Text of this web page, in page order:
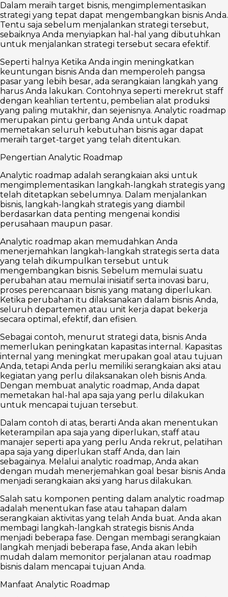
Dalam meraih target bisnis, mengimplementasikan
strategi yang tepat dapat mengembangkan bisnis Anda.
Tentu saja sebelum menjalankan strategi tersebut,
sebaiknya Anda menyiapkan hal-hal yang dibutuhkan
untuk menjalankan strategi tersebut secara efektif.
Seperti halnya Ketika Anda ingin meningkatkan
keuntungan bisnis Anda dan memperoleh pangsa
pasar yang lebih besar, ada serangkaian langkah yang
harus Anda lakukan. Contohnya seperti merekrut staff
dengan keahlian tertentu, pembelian alat produksi
yang paling mutakhir, dan sejenisnya. Analytic roadmap
merupakan pintu gerbang Anda untuk dapat
memetakan seluruh kebutuhan bisnis agar dapat
meraih target-target yang telah ditentukan.
Pengertian Analytic Roadmap
Analytic roadmap adalah serangkaian aksi untuk
mengimplementasikan langkah-langkah strategis yang
telah ditetapkan sebelumnya. Dalam menjalankan
bisnis, langkah-langkah strategis yang diambil
berdasarkan data penting mengenai kondisi
perusahaan maupun pasar.
Analytic roadmap akan memudahkan Anda
menerjemahkan langkah-langkah strategis serta data
yang telah dikumpulkan tersebut untuk
mengembangkan bisnis. Sebelum memulai suatu
perubahan atau memulai inisiatif serta inovasi baru,
proses perencanaan bisnis yang matang diperlukan.
Ketika perubahan itu dilaksanakan dalam bisnis Anda,
seluruh departemen atau unit kerja dapat bekerja
secara optimal, efektif, dan efisien.
Sebagai contoh, menurut strategi data, bisnis Anda
memerlukan peningkatan kapasitas internal. Kapasitas
internal yang meningkat merupakan goal atau tujuan
Anda, tetapi Anda perlu memiliki serangkaian aksi atau
kegiatan yang perlu dilaksanakan oleh bisnis Anda.
Dengan membuat analytic roadmap, Anda dapat
memetakan hal-hal apa saja yang perlu dilakukan
untuk mencapai tujuan tersebut.
Dalam contoh di atas, berarti Anda akan menentukan
keterampilan apa saja yang diperlukan, staff atau
manajer seperti apa yang perlu Anda rekrut, pelatihan
apa saja yang diperlukan staff Anda, dan lain
sebagainya. Melalui analytic roadmap, Anda akan
dengan mudah menerjemahkan goal besar bisnis Anda
menjadi serangkaian aksi yang harus dilakukan.
Salah satu komponen penting dalam analytic roadmap
adalah menentukan fase atau tahapan dalam
serangkaian aktivitas yang telah Anda buat. Anda akan
membagi langkah-langkah strategis bisnis Anda
menjadi beberapa fase. Dengan membagi serangkaian
langkah menjadi beberapa fase, Anda akan lebih
mudah dalam memonitor perjalanan atau roadmap
bisnis dalam mencapai tujuan Anda.
Manfaat Analytic Roadmap